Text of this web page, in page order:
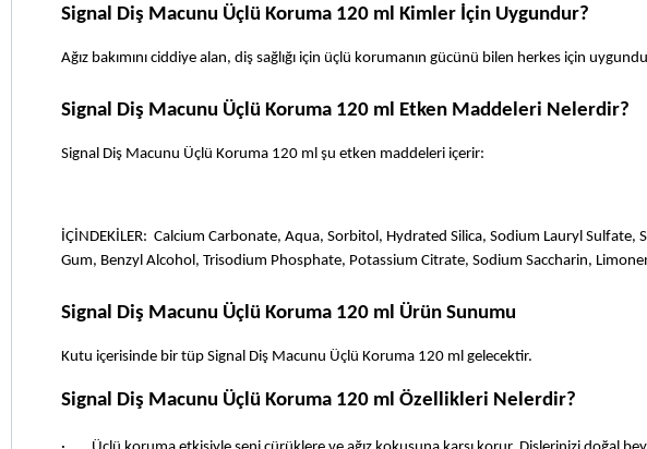
Signal Diş Macunu Üçlü Koruma 120 ml Kimler İçin Uygundur?
Ağız bakımını ciddiye alan, diş sağlığı için üçlü korumanın gücünü bilen herkes için
Signal Diş Macunu Üçlü Koruma 120 ml Etken Maddeleri Nelerdir?
Signal Diş Macunu Üçlü Koruma 120 ml şu etken maddeleri içerir:
İÇİNDEKİLER:  Calcium Carbonate, Aqua, Sorbitol, Hydrated Silica, Sodium Lauryl
Gum, Benzyl Alcohol, Trisodium Phosphate, Potassium Citrate, Sodium Saccharin,
Signal Diş Macunu Üçlü Koruma 120 ml Ürün Sunumu
Kutu içerisinde bir tüp Signal Diş Macunu Üçlü Koruma 120 ml gelecektir.
Signal Diş Macunu Üçlü Koruma 120 ml Özellikleri Nelerdir?